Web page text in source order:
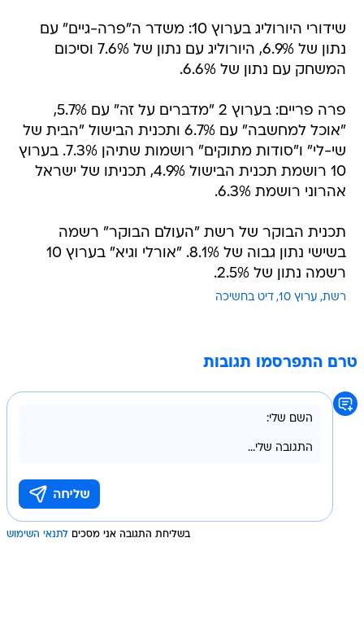
שידורי היורוליג בערוץ 10: משדר ה"פרה-גיים" עם
נתון של 6.9%, היורוליג עם נתון של 7.6% וסיכום
המשחק עם נתון של 6.6%.
פרה פריים: בערוץ 2 "מדברים על זה" עם 5.7%,
"אוכל למחשבה" עם 6.7% ותכנית הבישול "הבית של
שי-לי" ו"סודות מתוקים" רושמות שתיהן 7.3%. בערוץ
10 רושמת תכנית הבישול 4.9%, תכניתו של ישראל
אהרוני רושמת 6.3%.
תכנית הבוקר של רשת "העולם הבוקר" רשמה
בשישי נתון גבוה של 8.1%. "אורלי וגיא" בערוץ 10
רשמה נתון של 2.5%.
רשת ערוץ 10 דיט בחשיכה
טרם התפרסמו תגובות
בשליחת התגובה אני מסכים לתנאי השימוש